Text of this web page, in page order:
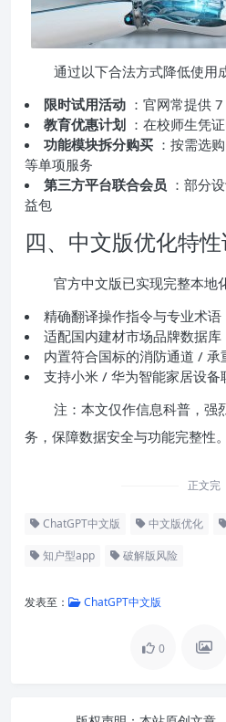
通过以下合法方式降低使用
限时试用活动 ：官网常提供
教育优惠计划 ：在校师生凭
功能模块拆分购买 ：按需选
等单项服务
第三方平台联合会员 ：部分
益包
四、中文版优化特
官方中文版已实现完整本地
精确翻译操作指令与专业术语
适配国内建材市场品牌数据库
内置符合国标的消防通道 / 承
支持小米 / 华为智能家居设备
注：本文仅作信息科普，强
务，保障数据安全与功能完整性。
正文完
ChatGPT中文版 中文版优化
知户型app 破解版风险
发表至： ChatGPT中文版
0